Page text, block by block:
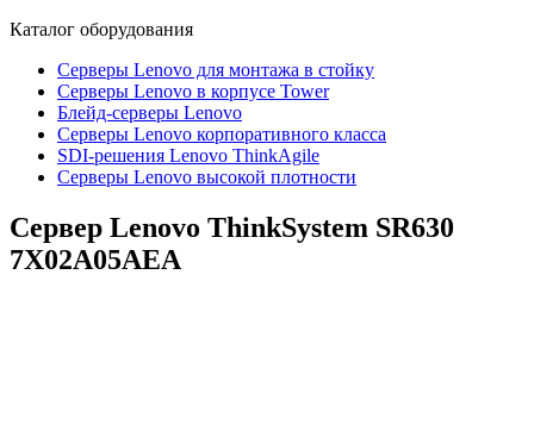
Каталог оборудования
Серверы Lenovo для монтажа в стойку
Серверы Lenovo в корпусе Tower
Блейд-серверы Lenovo
Cерверы Lenovo корпоративного класса
SDI-решения Lenovo ThinkAgile
Серверы Lenovo высокой плотности
Сервер Lenovo ThinkSystem SR630
7X02A05AEA